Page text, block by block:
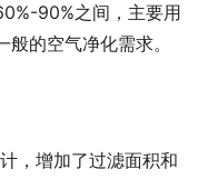
90%之间，主要用
的空气净化需求。
，增加了过滤面积和